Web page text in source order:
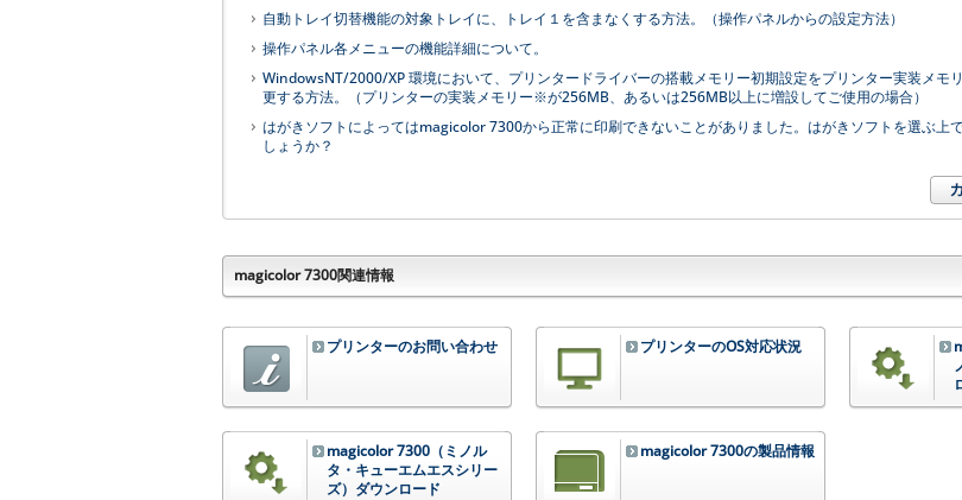
自動トレイ切替機能の対象トレイに、トレイ１を含まなくする方法。（操作パネルからの設定方法）
操作パネル各メニューの機能詳細について。
WindowsNT/2000/XP 環境において、プリンタードライバーの搭載メモリー初期設定をプリンター実装メモ
更する方法。（プリンターの実装メモリー※が256MB、あるいは256MB以上に増設してご使用の場合）
はがきソフトによってはmagicolor 7300から正常に印刷できないことがありました。はがきソフトを選ぶ上
しょうか？
magicolor 7300関連情報
プリンターのお問い合わせ プリンターのOS対応状況
magicolor 7300（ミノル
タ・キューエムエスシリー
ズ）ダウンロード
magicolor 7300の製品情報